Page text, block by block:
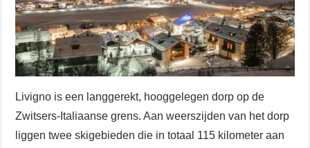
Livigno is een langgerekt, hooggelegen dorp op de
Zwitsers-Italiaanse grens. Aan weerszijden van het dorp
liggen twee skigebieden die in totaal 115 kilometer aan